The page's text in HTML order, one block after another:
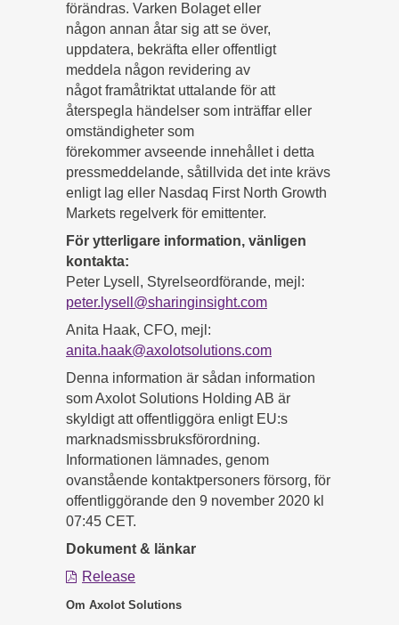
förändras. Varken Bolaget eller
någon annan åtar sig att se över,
uppdatera, bekräfta eller offentligt
meddela någon revidering av
något framåtriktat uttalande för att
återspegla händelser som inträffar eller
omständigheter som
förekommer avseende innehållet i detta
pressmeddelande, såtillvida det inte krävs
enligt lag eller Nasdaq First North Growth
Markets regelverk för emittenter.
För ytterligare information, vänligen
kontakta:
Peter Lysell, Styrelseordförande, mejl:
peter.lysell@sharinginsight.com
Anita Haak, CFO, mejl:
anita.haak@axolotsolutions.com
Denna information är sådan information
som Axolot Solutions Holding AB är
skyldigt att offentliggöra enligt EU:s
marknadsmissbruksförordning.
Informationen lämnades, genom
ovanstående kontaktpersoners försorg, för
offentliggörande den 9 november 2020 kl
07:45 CET.
Dokument & länkar
Release
Om Axolot Solutions